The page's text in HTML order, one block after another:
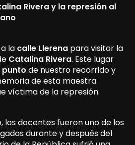
Rivera y la represión al
la calle Llerena para visitar la
Catalina Rivera. Este lugar
de nuestro recorrido y
de esta maestra
víctima de la represión.
los docentes fueron uno de los
durante y después del